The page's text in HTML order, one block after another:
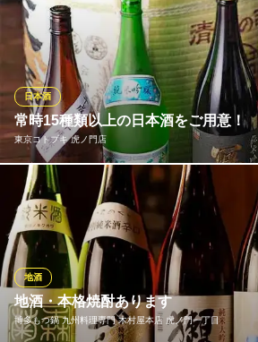
東京都千代田区霞が関3-2-6 東京倶楽部ビルディング
店主が厳選した日本酒はグランドメニュー
は約15種類、合わせて常時23種類以上を
と秋に、取り扱い銘柄の変化が大きくなり
の料理に合うさまざまな地酒を入手。限
り、老若男女問わず楽しめるラインナップ
魚菜 さくら
日本酒鮮魚大人の居酒屋
地下鉄銀座線虎ノ門駅2番出口 徒歩3分
東京都港区虎ノ門1-16-17
常時15種類以上の日本酒をご用意！
東京コトブキ 虎ノ門店
日本酒
【種類の豊富さが大好評】全国各地より
種類以上取り揃えております。定番の物か
ない物まで様々な日本酒をご堪能いただけ
にも日本酒メニューをご用意、当店自慢の
楽しみください。
東京コトブキ 虎ノ門店
魚×日本酒を愉しむ酒場
地酒・本格焼酎あります
博多もつ鍋 九州料理専門 木村屋本店 虎ノ門一丁目
地酒